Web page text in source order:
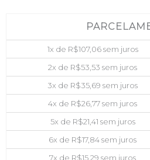
1x de R$107,06sem juros
2x de R$53,53 sem juros
3x de R$35,69 sem juros
4x de R$26,77sem juros
5x de R$21,41 sem juros
6x de R$17,84sem juros
7x de R$15,29 sem juros